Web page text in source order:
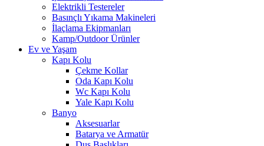
Elektrikli Testereler
Basınçlı Yıkama Makineleri
İlaçlama Ekipmanları
Kamp/Outdoor Ürünler
Ev ve Yaşam
Kapı Kolu
Çekme Kollar
Oda Kapı Kolu
Wc Kapı Kolu
Yale Kapı Kolu
Banyo
Aksesuarlar
Batarya ve Armatür